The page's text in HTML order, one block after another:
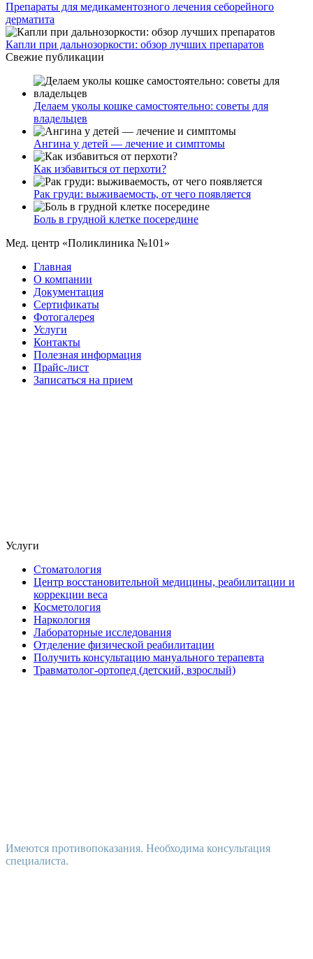
Препараты для медикаментозного лечения себорейного
дерматита
Капли при дальнозоркости: обзор лучших препаратов
Свежие публикации
Делаем уколы кошке самостоятельно: советы для
владельцев
Ангина у детей — лечение и симптомы
Как избавиться от перхоти?
Рак груди: выживаемость, от чего появляется
Боль в грудной клетке посередине
Мед. центр «Поликлиника №101»
Главная
О компании
Документация
Сертификаты
Фотогалерея
Услуги
Контакты
Полезная информация
Прайс-лист
Записаться на прием
Услуги
Стоматология
Центр восстановительной медицины, реабилитации и
коррекции веса
Косметология
Наркология
Лабораторные исследования
Отделение физической реабилитации
Получить консультацию мануального терапевта
Травматолог-ортопед (детский, взрослый)
Имеются противопоказания. Необходима консультация
специалиста.